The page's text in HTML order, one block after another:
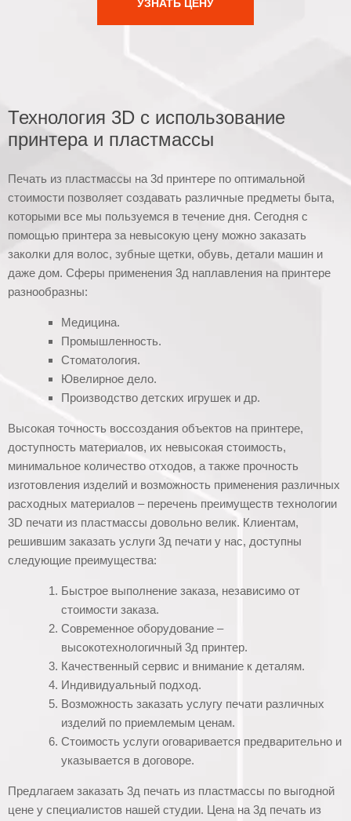
УЗНАТЬ ЦЕНУ
Технология 3D с использование
принтера и пластмассы
Печать из пластмассы на 3d принтере по оптимальной
стоимости позволяет создавать различные предметы быта,
которыми все мы пользуемся в течение дня. Сегодня с
помощью принтера за невысокую цену можно заказать
заколки для волос, зубные щетки, обувь, детали машин и
даже дом. Сферы применения 3д наплавления на принтере
разнообразны:
Медицина.
Промышленность.
Стоматология.
Ювелирное дело.
Производство детских игрушек и др.
Высокая точность воссоздания объектов на принтере,
доступность материалов, их невысокая стоимость,
минимальное количество отходов, а также прочность
изготовления изделий и возможность применения различных
расходных материалов – перечень преимуществ технологии
3D печати из пластмассы довольно велик. Клиентам,
решившим заказать услуги 3д печати у нас, доступны
следующие преимущества:
Быстрое выполнение заказа, независимо от
стоимости заказа.
Современное оборудование –
высокотехнологичный 3д принтер.
Качественный сервис и внимание к деталям.
Индивидуальный подход.
Возможность заказать услугу печати различных
изделий по приемлемым ценам.
Стоимость услуги оговаривается предварительно и
указывается в договоре.
Предлагаем заказать 3д печать из пластмассы по выгодной
цене у специалистов нашей студии. Цена на 3д печать из